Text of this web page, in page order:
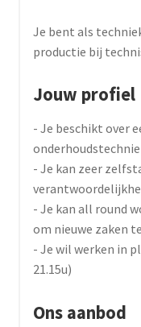
Je bent als
productie bij
Jouw profiel
- Je beschikt over
- Je kan zeer
- Je kan all round
om nieuwe zaken
- Je wil werken in
21.15u)
Ons aanbod